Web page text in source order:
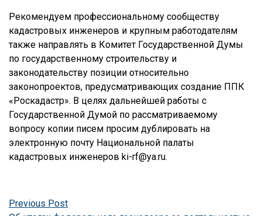
Рекомендуем профессиональному сообществу
кадастровых инженеров и крупным работодателям
также направлять в Комитет Государственной Думы
по государственному строительству и
законодательству позиции относительно
законопроектов, предусматривающих создание ППК
«Роскадастр». В целях дальнейшей работы с
Государственной Думой по рассматриваемому
вопросу копии писем просим дублировать на
электронную почту Национальной палаты
кадастровых инженеров ki-rf@ya.ru.
Навигация
Previous PostPrevious